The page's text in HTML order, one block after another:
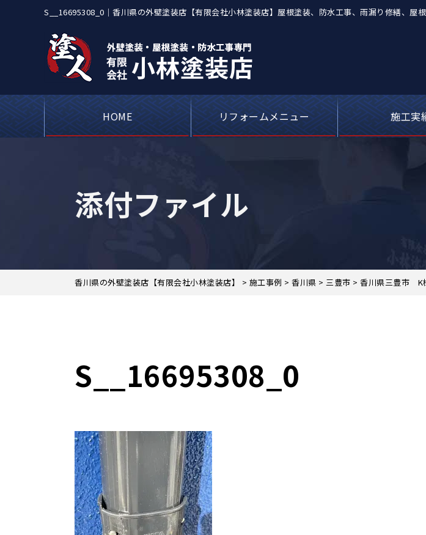
S__16695308_0｜香川県の外壁塗装店【有限会社小林塗装店】屋根塗装、防水工事、雨漏り修繕、屋
HOME リフォームメニュー
塗料につ
カラーシミュレ
外壁塗装・屋根塗装
雨漏り修
施工実
現場ブロ
お客さま
添付ファイル
香川県の外壁塗装店【有限会社小林塗装店】 > 施工事例 > 香川県 > 三豊市 > 香川県三豊市
S__16695308_0